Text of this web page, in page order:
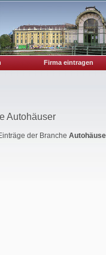
Firma eintragen
Autohäuser
der Branche